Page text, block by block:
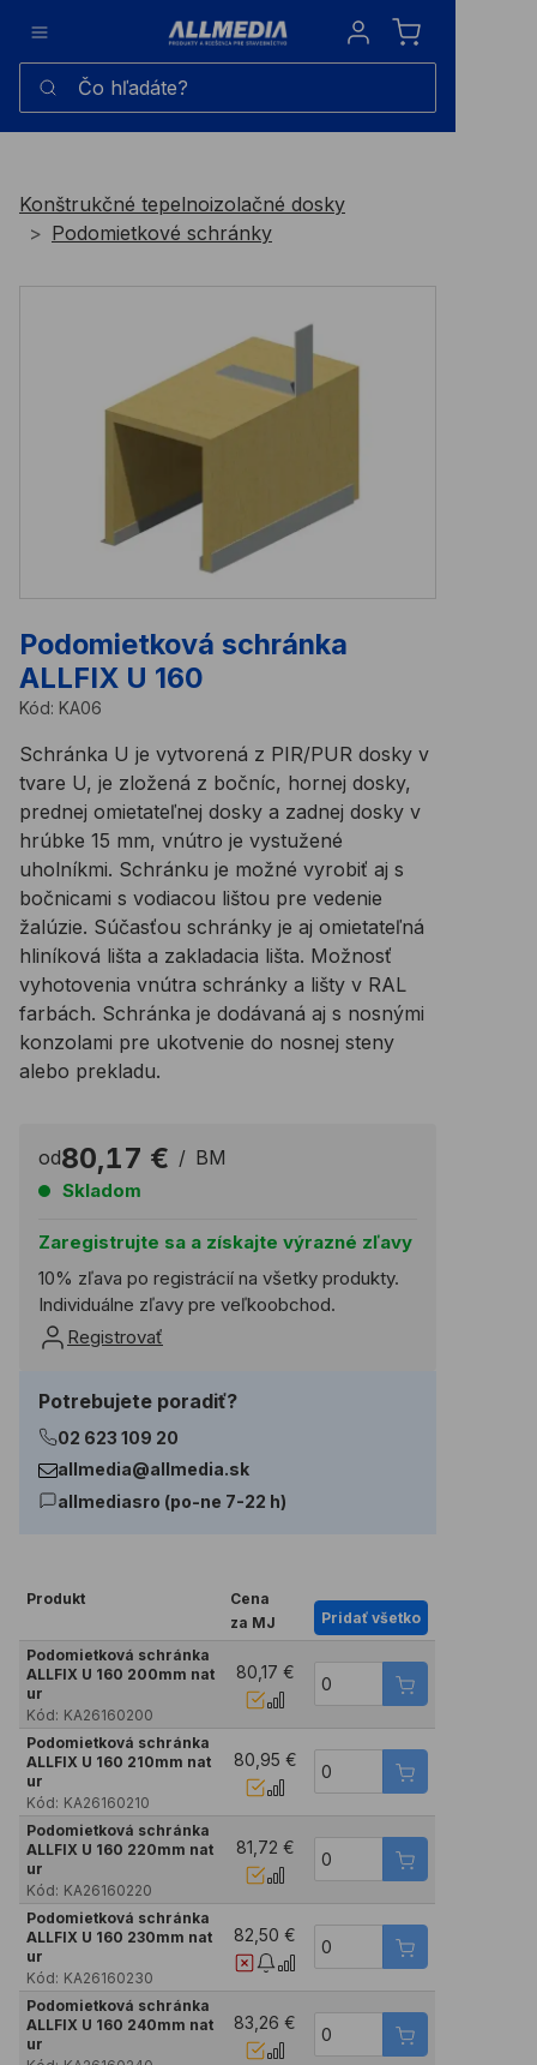
Sign in
Čo hľadáte?
Konštrukčné tepelnoizolačné dosky
Podomietkové schránky
Podomietková schránka
ALLFIX U 160
Kód: KA06
Schránka U je vytvorená z PIR/PUR dosky v
tvare U, je zložená z bočníc, hornej dosky,
prednej omietateľnej dosky a zadnej dosky v
hrúbke 15 mm, vnútro je vystužené
uholníkmi. Schránku je možné vyrobiť aj s
bočnicami s vodiacou lištou pre vedenie
žalúzie. Súčasťou schránky je aj omietateľná
hliníková lišta a zakladacia lišta. Možnosť
vyhotovenia vnútra schránky a lišty v RAL
farbách. Schránka je dodávaná aj s nosnými
konzolami pre ukotvenie do nosnej steny
alebo prekladu.
od80,17 € / BM
Skladom
Zaregistrujte sa a získajte výrazné zľavy
10% zľava po registrácií na všetky produkty.
Individuálne zľavy pre veľkoobchod.
Registrovať
Potrebujete poradiť?
02 623 109 20
allmedia@allmedia.sk
allmediasro (po-ne 7-22 h)
Produkt
Cena
za MJ
Pridať všetko
Podomietková schránka
ALLFIX U 160 200mm nat
ur
Kód: KA26160200
80,17 €
Podomietková schránka
ALLFIX U 160 210mm nat
ur
Kód: KA26160210
80,95 €
Podomietková schránka
ALLFIX U 160 220mm nat
ur
Kód: KA26160220
81,72 €
Podomietková schránka
ALLFIX U 160 230mm nat
ur
Kód: KA26160230
82,50 €
Podomietková schránka
ALLFIX U 160 240mm nat
ur
83,26 €